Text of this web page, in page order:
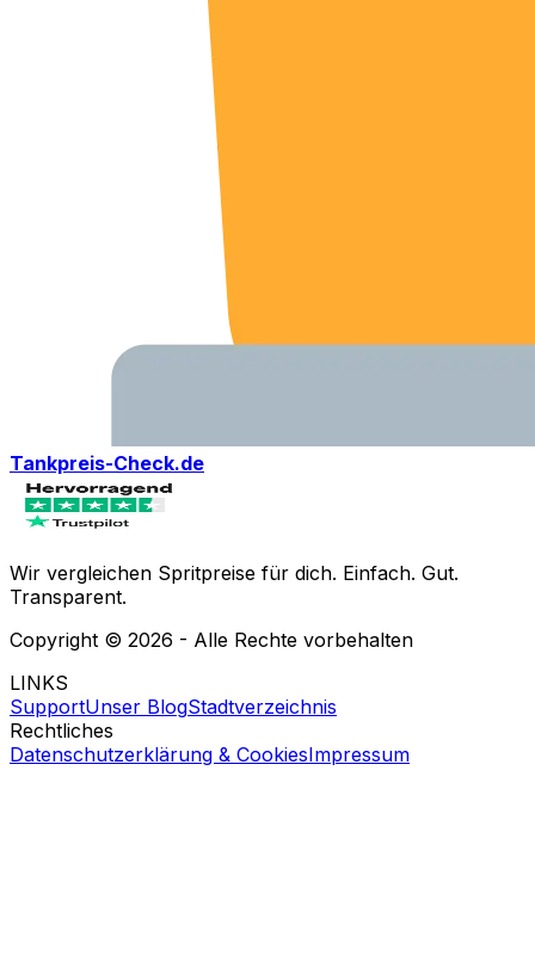
Tankpreis-Check.de
Wir vergleichen Spritpreise für dich. Einfach. Gut.
Transparent.
Copyright © 2026 - Alle Rechte vorbehalten
LINKS
SupportUnser BlogStadtverzeichnis
Rechtliches
Datenschutzerklärung & CookiesImpressum